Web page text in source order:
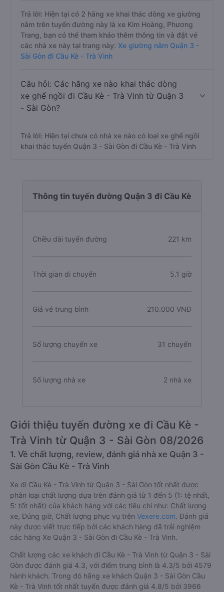
Trả lời: Hiện tại có 2 hãng xe khai thác dòng xe giường
nằm trên tuyến đường này là xe Kim Hoàng, Phương
Trang, bạn có thể tham khảo thêm thông tin và đặt vé
các nhà xe này tại trang này: Xe giường nằm Quận 3 -
Sài Gòn đi Cầu Kè - Trà Vinh
Câu hỏi: Các hãng xe nào khai thác dòng
xe ghế ngồi đi Cầu Kè - Trà Vinh từ Quận 3
- Sài Gòn?
Trả lời: Hiện tại chưa có nhà xe nào có loại xe ghế ngồi
khai thác tuyến Quận 3 - Sài Gòn đi Cầu Kè - Trà Vinh
Thông tin tuyến đường Quận 3 đi Cầu Kè
Chiều dài tuyến đường 221 km
Thời gian di chuyển 5.1 giờ
Giá vé trung bình 210.000 VNĐ
Số lượng chuyến xe 31 chuyến
Số lượng nhà xe 2 nhà xe
Giới thiệu tuyến đường xe đi Cầu Kè -
Trà Vinh từ Quận 3 - Sài Gòn 08/2026
1. Về chất lượng, review, đánh giá nhà xe Quận 3 -
Sài Gòn Cầu Kè - Trà Vinh
Xe đi Cầu Kè - Trà Vinh từ Quận 3 - Sài Gòn tốt nhất được
phân loại chất lượng dựa trên đánh giá từ 1 đến 5 (1: tệ nhất,
5: tốt nhất) của khách hàng với các tiêu chí như: Chất lượng
xe, Đúng giờ, Chất lượng phục vụ trên Vexere.com. Đánh giá
này được viết trực tiếp bởi các khách hàng đã trải nghiệm
các hãng Xe Quận 3 - Sài Gòn đi Cầu Kè - Trà Vinh.
Chất lượng các xe khách đi Cầu Kè - Trà Vinh từ Quận 3 - Sài
Gòn được đánh giá 4.3, với điểm trung bình là 4.3/5 bởi 4579
hành khách. Trong đó hãng xe khách Quận 3 - Sài Gòn Cầu
Kè - Trà Vinh tốt nhất tuyến được đánh giá 4.8/5 bởi 3966